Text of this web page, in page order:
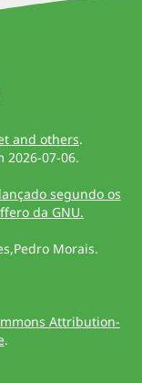
and others.
2026-07-06.
segundo os
da GNU.
Morais.
Attribution-
.